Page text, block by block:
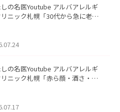
の名医Youtube アルバアレルギ
ニック札幌「30代から急に老け
の名医Youtube アルバアレルギ
ニック札幌「赤ら顔・酒さ・ニ